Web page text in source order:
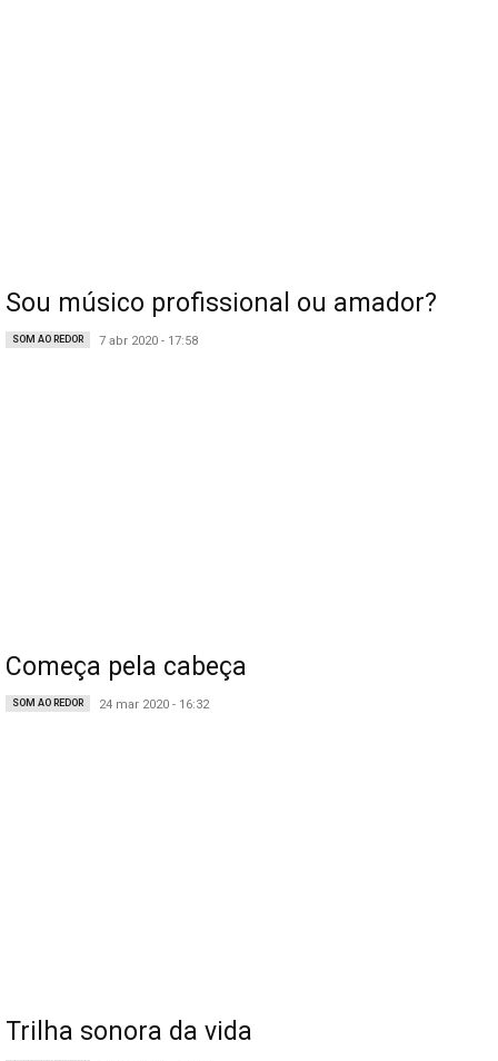
Sou músico profissional ou amador?
SOM AO REDOR 7 abr 2020 - 17:58
Começa pela cabeça
SOM AO REDOR 24 mar 2020 - 16:32
Trilha sonora da vida